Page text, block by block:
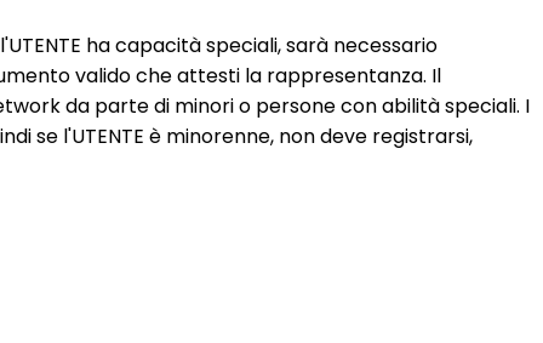
ha capacità speciali, sarà necessario
valido che attesti la rappresentanza. Il
da parte di minori o persone con abilità speciali. I
se l'UTENTE è minorenne, non deve registrarsi,